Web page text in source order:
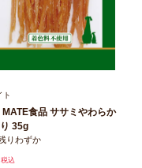
ト
食品 ササミやわらか
35g
りわずか
税込